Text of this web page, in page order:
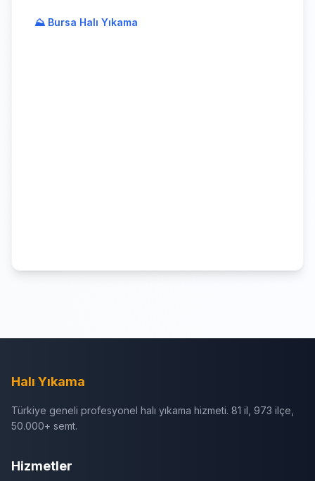
⛰️ Bursa Halı Yıkama
Halı Yıkama
Türkiye geneli profesyonel halı yıkama hizmeti. 81 il, 973 ilçe,
50.000+ semt.
Hizmetler